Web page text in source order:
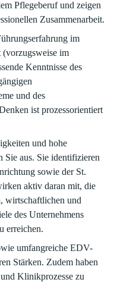
Pflegeberuf und zeigen
Zusammenarbeit.
im
(vorzugsweise im
Kenntnisse des
und des
ist prozessorientiert
und hohe
Sie aus. Sie identifizieren
sowie der St.
aktiv daran mit, die
wirtschaftlichen und
des Unternehmens
erreichen.
umfangreiche EDV-
Stärken. Zudem haben
Klinikprozesse zu